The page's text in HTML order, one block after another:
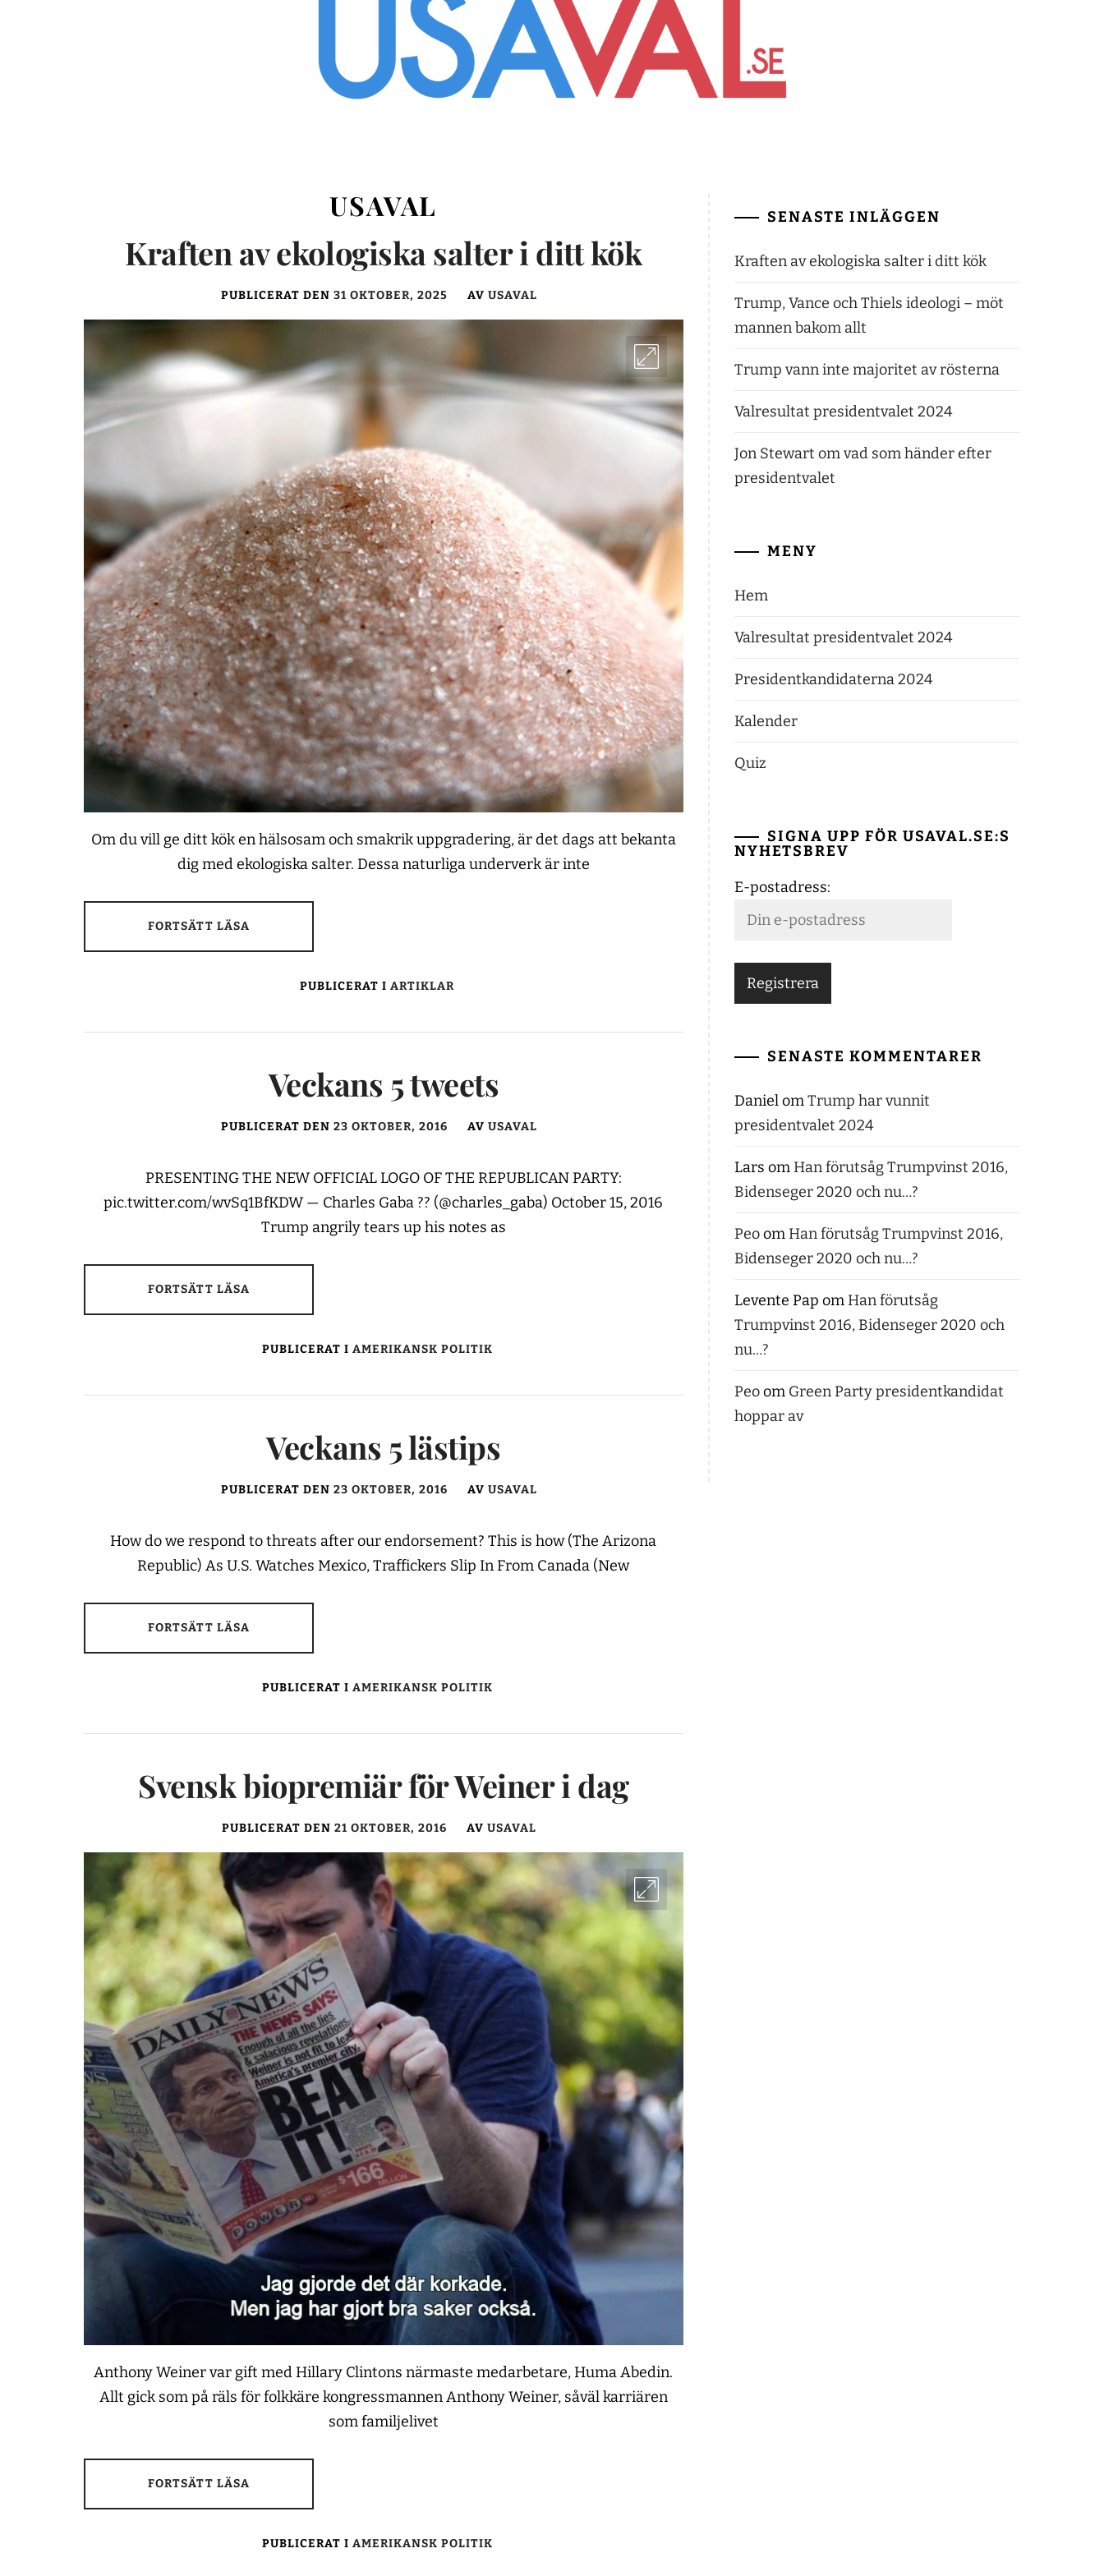
USAVAL
Kraften av ekologiska salter i ditt kök
PUBLICERAT DEN31 OKTOBER, 2025 AVUSAVAL
Om du vill ge ditt kök en hälsosam och smakrik uppgradering, är det dags att bekanta
dig med ekologiska salter. Dessa naturliga underverk är inte
FORTSÄTT LÄSA
PUBLICERAT IARTIKLAR
Veckans 5 tweets
PUBLICERAT DEN23 OKTOBER, 2016 AVUSAVAL
PRESENTING THE NEW OFFICIAL LOGO OF THE REPUBLICAN PARTY:
pic.twitter.com/wvSq1BfKDW — Charles Gaba ?? (@charles_gaba) October 15, 2016
Trump angrily tears up his notes as
FORTSÄTT LÄSA
PUBLICERAT I AMERIKANSK POLITIK
Veckans 5 lästips
PUBLICERAT DEN23 OKTOBER, 2016 AVUSAVAL
How do we respond to threats after our endorsement? This is how (The Arizona
Republic) As U.S. Watches Mexico, Traffickers Slip In From Canada (New
FORTSÄTT LÄSA
PUBLICERAT I AMERIKANSK POLITIK
Svensk biopremiär för Weiner i dag
PUBLICERAT DEN21 OKTOBER, 2016 AVUSAVAL
Anthony Weiner var gift med Hillary Clintons närmaste medarbetare, Huma Abedin.
Allt gick som på räls för folkkäre kongressmannen Anthony Weiner, såväl karriären
som familjelivet
FORTSÄTT LÄSA
PUBLICERAT I AMERIKANSK POLITIK
SENASTE INLÄGGEN
Kraften av ekologiska salter i ditt kök
Trump, Vance och Thiels ideologi – möt
mannen bakom allt
Trump vann inte majoritet av rösterna
Valresultat presidentvalet 2024
Jon Stewart om vad som händer efter
presidentvalet
MENY
Hem
Valresultat presidentvalet 2024
Presidentkandidaterna 2024
Kalender
Quiz
SIGNA UPP FÖR USAVAL.SE:S
NYHETSBREV
E-postadress:
SENASTE KOMMENTARER
DanielomTrump har vunnit
presidentvalet 2024
Lars om Han förutsåg Trumpvinst 2016,
Bidenseger 2020 och nu…?
Peoom Han förutsåg Trumpvinst 2016,
Bidenseger 2020 och nu…?
Levente Pap om Han förutsåg
Trumpvinst 2016, Bidenseger 2020 och
nu…?
Peoom Green Party presidentkandidat
hoppar av